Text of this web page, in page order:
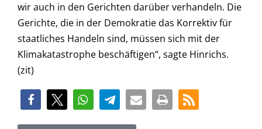
wir auch in den Gerichten darüber verhandeln. Die
Gerichte, die in der Demokratie das Korrektiv für
staatliches Handeln sind, müssen sich mit der
Klimakatastrophe beschäftigen“, sagte Hinrichs.
(zit)